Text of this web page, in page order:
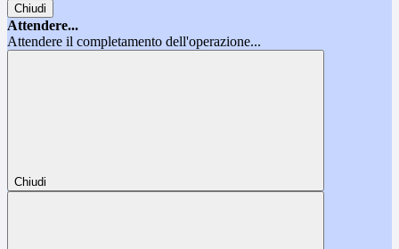
Chiudi
Attendere...
Attendere il completamento dell'operazione...
Chiudi